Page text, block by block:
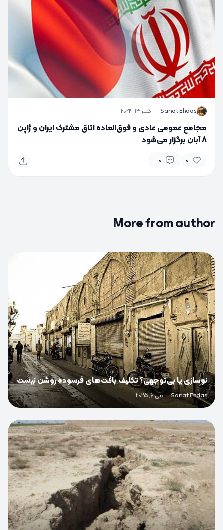
S
Sanat Ehdas
· اکتبر 13, 2024
مجامع عمومی عادی و فوق‌العاده اتاق مشترک ایران و ژاپن
8 آبان برگزار می‌شود
0
0
More from author
0
نوسازی یا بی‌توجهی؟ تکلیف بافت‌های فرسوده روشن نیست
Sanat Ehdas
· می 6, 2025
0